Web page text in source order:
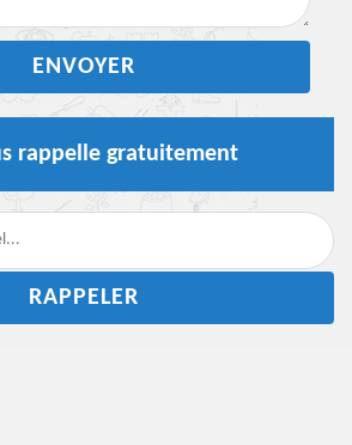
rappelle gratuitement